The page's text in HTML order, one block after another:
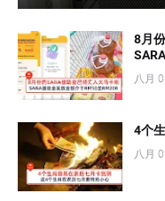
8月
八月
4个
八月